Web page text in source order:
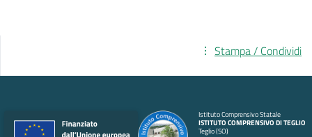
Stampa / Condividi
Istituto Comprensivo Statale
ISTITUTO COMPRENSIVO DI TEGLIO
Teglio (SO)